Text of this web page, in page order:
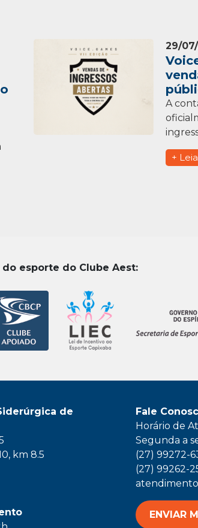
29/
A
+
esporte do Clube Aest:
de
km 8.5
Fale
Horário de
Segunda a
(27) 99272-
(27) 99262-
ENVIAR